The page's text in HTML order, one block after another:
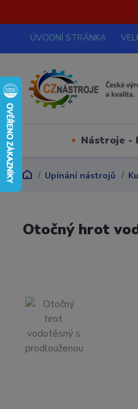
ÚVODNÍ STRÁNKA
Nástroje -
Upínání nástrojů
Otočný hrot